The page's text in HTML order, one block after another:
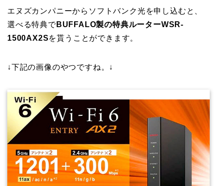
エヌズカンパニーからソフトバンク光を申し込むと、
選べる特典でBUFFALO製の特典ルーターWSR-
1500AX2Sを貰うことができます。
↓下記の画像のやつですね。↓